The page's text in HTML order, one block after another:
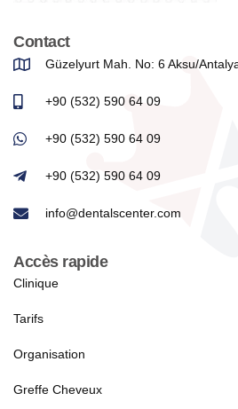
Contact
Güzelyurt Mah. No: 6 Aksu/
+90 (532) 590 64 09
+90 (532) 590 64 09
+90 (532) 590 64 09
info@dentalscenter.com
Accès rapide
Clinique
Tarifs
Organisation
Greffe Cheveux